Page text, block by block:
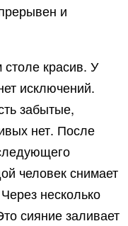
и
красив. У
исключений.
забытые,
нет. После
человек снимает
несколько
сияние заливает